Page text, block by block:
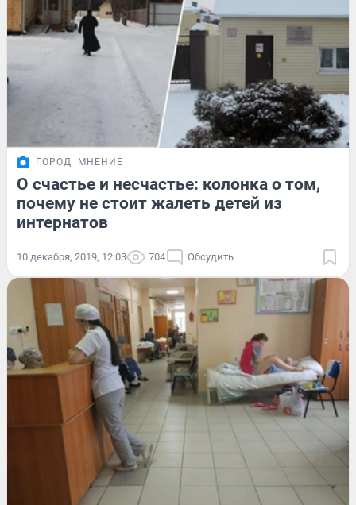
ГОРОД МНЕНИЕ
О счастье и несчастье: колонка о том,
почему не стоит жалеть детей из
интернатов
10 декабря, 2019, 12:03 704 Обсудить